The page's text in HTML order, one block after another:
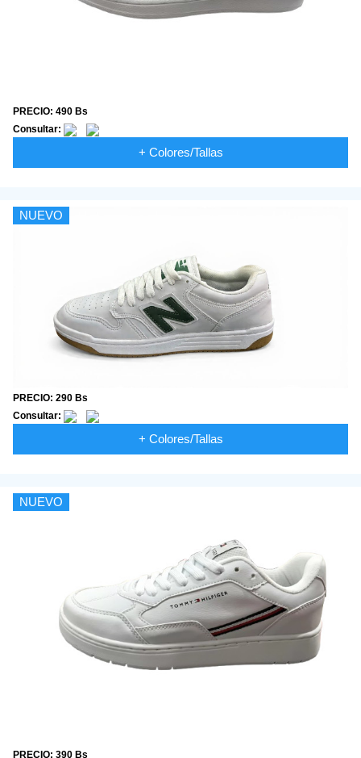
PRECIO: 490 Bs
Consultar:
+ Colores/Tallas
NUEVO
PRECIO: 290 Bs
Consultar:
+ Colores/Tallas
NUEVO
PRECIO: 390 Bs